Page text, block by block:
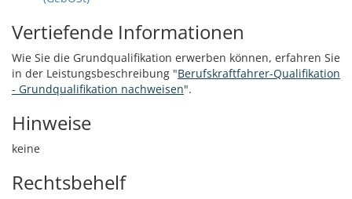
Vertiefende Informationen
Wie Sie die Grundqualifikation erwerben können, erfahren Sie
in der Leistungsbeschreibung "Berufskraftfahrer-Qualifikation
- Grundqualifikation nachweisen".
Hinweise
keine
Rechtsbehelf